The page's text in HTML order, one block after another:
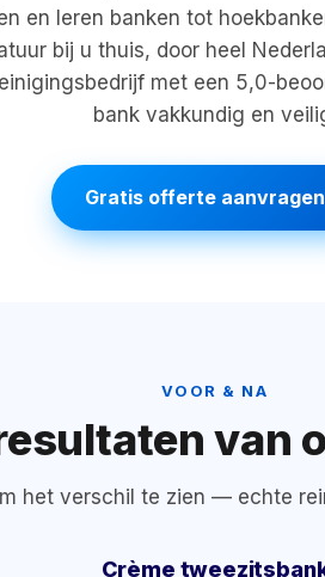
en leren banken tot
bij u thuis, door heel
met een 5,0-
bank vakkundig en
Gratis offerte aanvragen
VOOR & NA
van
het verschil te zien — echte
Crème